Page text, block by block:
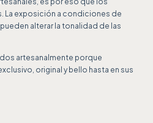
La exposición a condiciones de
alterar la tonalidad de las
artesanalmente porque
original y bello hasta en sus